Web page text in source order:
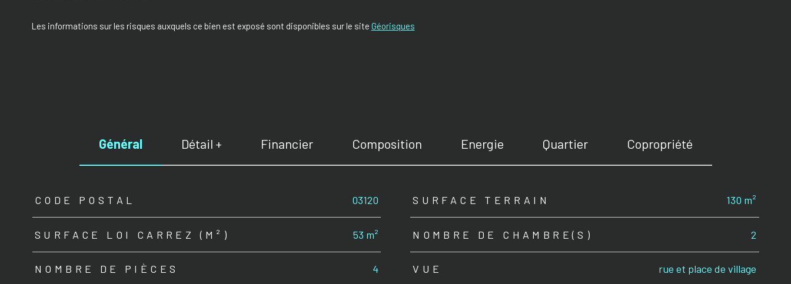
Les informations sur les risques auxquels ce bien est exposé sont disponibles sur le site Géorisques
Général Détail + Financier Composition Energie Quartier Copropriété
TRAD_ZEPHYR_Caracteristique
CODE POSTAL 03120 SURFACE TERRAIN 130 m²
SURFACE LOI CARREZ (M²) 53 m² NOMBRE DE CHAMBRE(S) 2
NOMBRE DE PIÈCES 4 VUE rue et place de village